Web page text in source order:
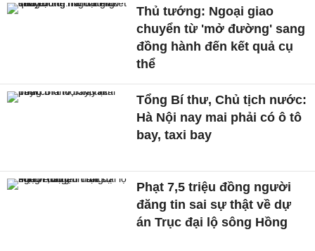
Thủ tướng: Ngoại giao
chuyển từ 'mở đường' sang
đồng hành đến kết quả cụ
thể
Tổng Bí thư, Chủ tịch nước:
Hà Nội nay mai phải có ô tô
bay, taxi bay
Phạt 7,5 triệu đồng người
đăng tin sai sự thật về dự
án Trục đại lộ sông Hồng